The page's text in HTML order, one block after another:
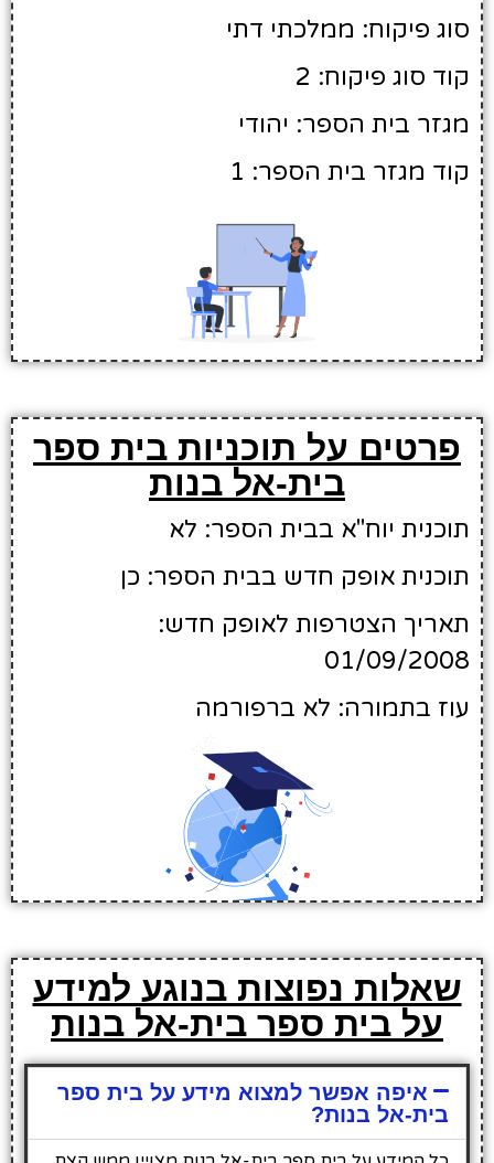
סוג פיקוח: ממלכתי דתי
קוד סוג פיקוח: 2
מגזר בית הספר: יהודי
קוד מגזר בית הספר: 1
פרטים על תוכניות בית ספר
בית-אל בנות
תוכנית יוח"א בבית הספר: לא
תוכנית אופק חדש בבית הספר: כן
תאריך הצטרפות לאופק חדש:
01/09/2008
עוז בתמורה: לא ברפורמה
שאלות נפוצות בנוגע למידע
על בית ספר בית-אל בנות
איפה אפשר למצוא מידע על בית ספר
בית-אל בנות?